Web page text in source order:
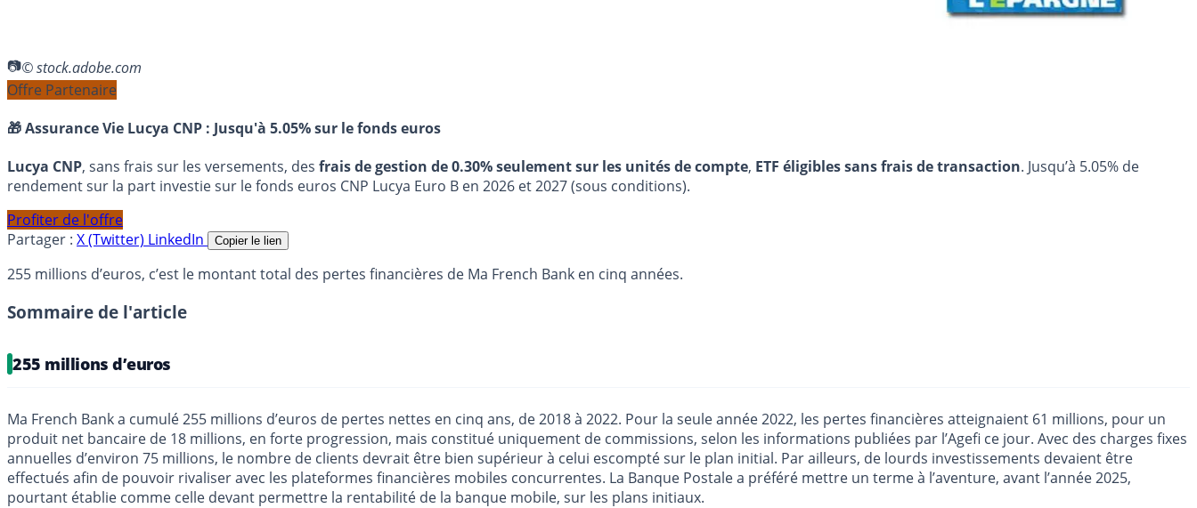
© stock.adobe.com
Offre Partenaire
🎁 Assurance Vie Lucya CNP : Jusqu'à 5.05% sur le fonds euros
Lucya CNP, sans frais sur les versements, des frais de gestion de 0.30% seulement sur les unités de compte, ETF éligibles sans frais de transaction. Jusqu’à 5.05% de
rendement sur la part investie sur le fonds euros CNP Lucya Euro B en 2026 et 2027 (sous conditions).
Profiter de l'offre
Partager : X (Twitter) LinkedIn Copier le lien
255 millions d’euros, c’est le montant total des pertes financières de Ma French Bank en cinq années.
Sommaire de l'article
255 millions d’euros
Ma French Bank a cumulé 255 millions d’euros de pertes nettes en cinq ans, de 2018 à 2022. Pour la seule année 2022, les pertes financières atteignaient 61 millions, pour un
produit net bancaire de 18 millions, en forte progression, mais constitué uniquement de commissions, selon les informations publiées par l’Agefi ce jour. Avec des charges fixes
annuelles d’environ 75 millions, le nombre de clients devrait être bien supérieur à celui escompté sur le plan initial. Par ailleurs, de lourds investissements devaient être
effectués afin de pouvoir rivaliser avec les plateformes financières mobiles concurrentes. La Banque Postale a préféré mettre un terme à l’aventure, avant l’année 2025,
pourtant établie comme celle devant permettre la rentabilité de la banque mobile, sur les plans initiaux.